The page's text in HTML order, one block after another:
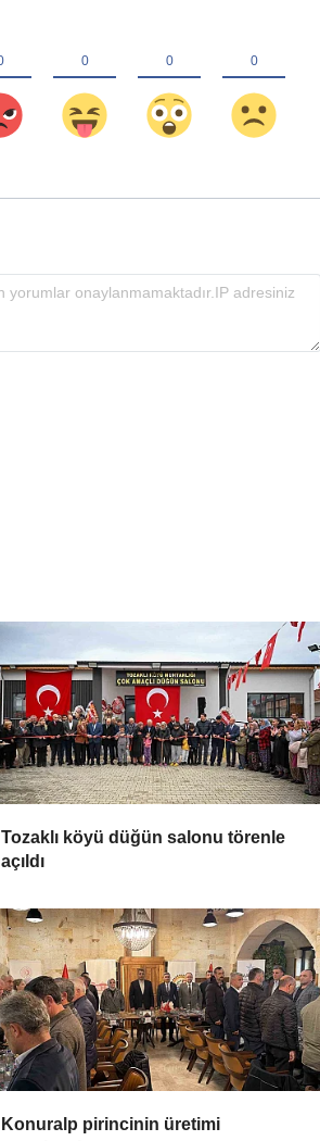
Tozaklı köyü düğün salonu törenle
açıldı
Konuralp pirincinin üretimi